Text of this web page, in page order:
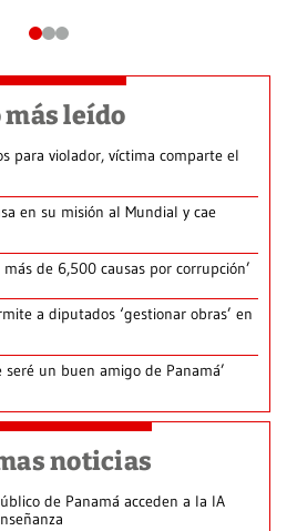
más leído
para violador, víctima comparte el
en su misión al Mundial y cae
más de 6,500 causas por corrupción’
a diputados ‘gestionar obras’ en
seré un buen amigo de Panamá’
noticias
de Panamá acceden a la IA